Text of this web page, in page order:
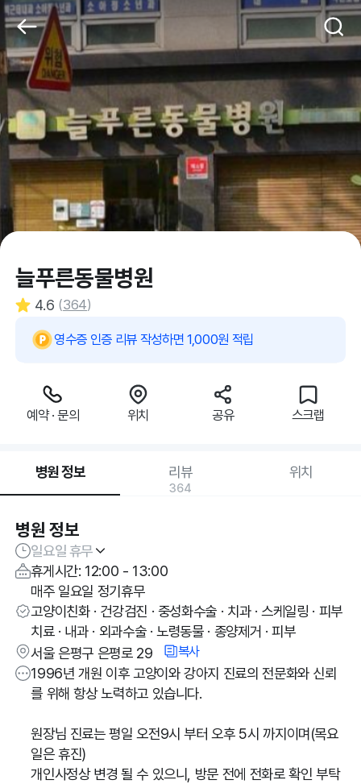
늘푸른동물병원
4.6 (364)
영수증 인증 리뷰 작성하면 1,000원 적립
예약 · 문의 위치 공유 스크랩
병원 정보 리뷰
364
위치
병원 정보
일요일 휴무
휴게시간: 12:00 - 13:00
매주 일요일 정기휴무
고양이친화 · 건강검진 · 중성화수술 · 치과 · 스케일링 · 피부
치료 · 내과 · 외과수술 · 노령동물 · 종양제거 · 피부
서울 은평구 은평로 29
복사
1996년 개원 이후 고양이와 강아지 진료의 전문화와 신뢰
를 위해 항상 노력하고 있습니다.
원장님 진료는 평일 오전9시 부터 오후 5시 까지이며(목요
일은 휴진)
개인사정상 변경 될 수 있으니, 방문 전에 전화로 확인 부탁